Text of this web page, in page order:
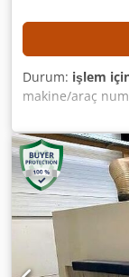
Durum: işlem
makine/araç
Abusk Çalışma
ekseni: 1.280
mesafesi X
1.670 mm
Freze mili
dev/dak Ana
F63 Masa
Masa genişliği: